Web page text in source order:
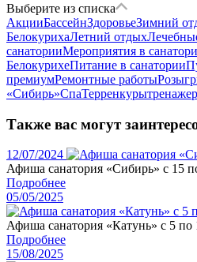
Выберите из списка
АкцииБассейнЗдоровьеЗимний
БелокурихаЛетний отдых
санаторииМероприятия в
БелокурихеПитание в санатории
премиумРемонтные работы
«Сибирь»СпаТерренкуры
Также вас могут
12/07/2024
Афиша санатория «Сибирь» с 15
Подробнее
05/05/2025
Афиша санатория «Катунь» с 5 по
Подробнее
15/08/2025